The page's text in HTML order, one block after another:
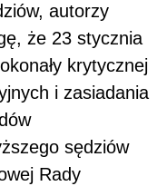
autorzy
że 23 stycznia
krytycznej
i zasiadania
sędziów
Rady